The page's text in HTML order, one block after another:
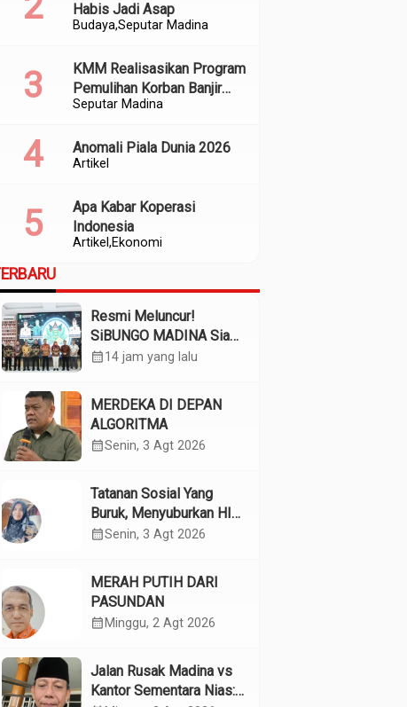
BudayaSeputar Madina
Habis Jadi Asap
Seputar Madina
KMM Realisasikan Program
Pemulihan Korban Banjir
dan Longsor di Kabupaten
Artikel
Anomali Piala Dunia 2026
Artikel Ekonomi
Apa Kabar Koperasi
Indonesia
Resmi Meluncur!
SiBUNGO MADINA Siap
Optimalkan Pendapatan
calendar_month14 jam yang lalu
MERDEKA DI DEPAN
ALGORITMA
calendar_monthSenin, 3 Agt 2026
Tatanan Sosial Yang
Buruk, Menyuburkan HIV
Pada Remaja
calendar_monthSenin, 3 Agt 2026
MERAH PUTIH DARI
PASUNDAN
calendar_month Minggu, 2 Agt 2026
Jalan Rusak Madina vs
Kantor Sementara Nias: